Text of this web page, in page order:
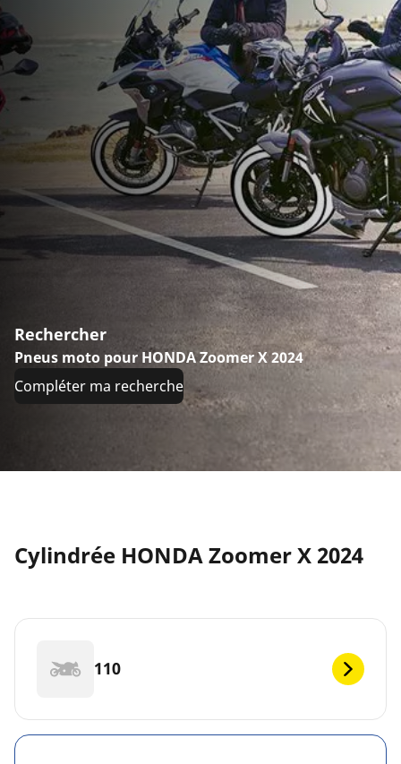
Rechercher
Pneus moto pour HONDA Zoomer X 2024
Compléter ma recherche
Cylindrée HONDA Zoomer X 2024
110